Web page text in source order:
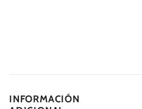
INFORMACIÓN